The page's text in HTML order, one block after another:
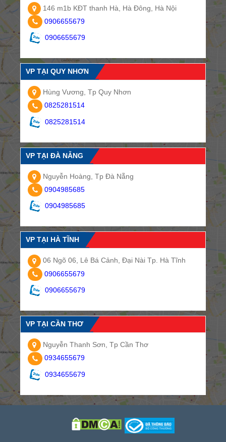
146 m1b KĐT thanh Hà, Hà Đông, Hà Nội
0906655679
0906655679
VP TẠI QUY NHƠN
Hùng Vương, Tp Quy Nhơn
0825281514
0825281514
VP TẠI ĐÀ NẴNG
Nguyễn Hoàng, Tp Đà Nẵng
0904985685
0904985685
VP TẠI HÀ TĨNH
06 Ngõ 06, Lê Bá Cảnh, Đại Nài Tp. Hà Tĩnh
0906655679
0906655679
VP TẠI CẦN THƠ
Nguyễn Thanh Sơn, Tp Cần Thơ
0934655679
0934655679